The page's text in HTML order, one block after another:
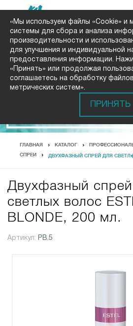
ГЛАВНАЯ КАТАЛОГ
СПРЕИ ДВУХФАЗНЫЙ СПРЕЙ ДЛЯ
Двухфазный
светлых волос
BLONDE, 200 мл.
Артикул: PB.5
«Мы используем файлы «Cookie» и
системы для сбора и анализа
производительности и
для улучшения и индивидуальной
предоставления информации.
«Принять» или продолжая
соглашаетесь на обработку
метрических систем».
ПРИНЯТЬ